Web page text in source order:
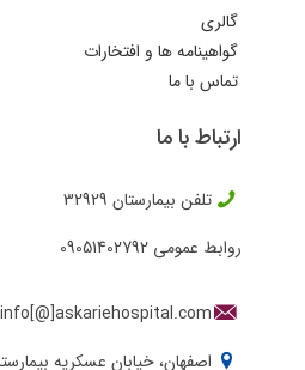
گالری
گواهینامه ها و افتخارات
تماس با ما
ارتباط با ما
تلفن بیمارستان 32929
روابط عمومی 09051402792
info[@]askariehospital.com
اصفهان، خیابان عسکریه